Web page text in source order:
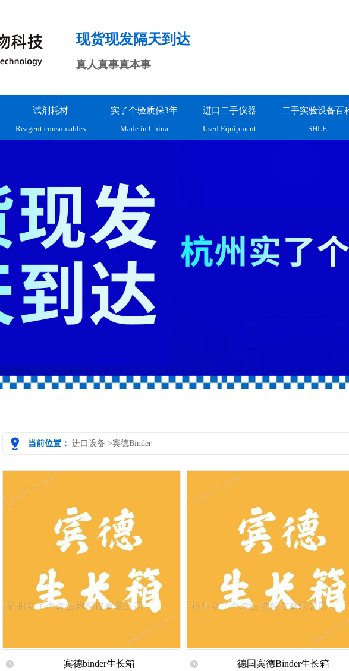
现货现发隔天到达
真人真事真本事
试剂耗材
Reagent consumables
实了个验质保3年
Made in China
进口二手仪器
Used Equipment
二手实验设备百
SHLE
当前位置： 进口设备 >宾德Binder
宾德binder生长箱 德国宾德Binder生长箱